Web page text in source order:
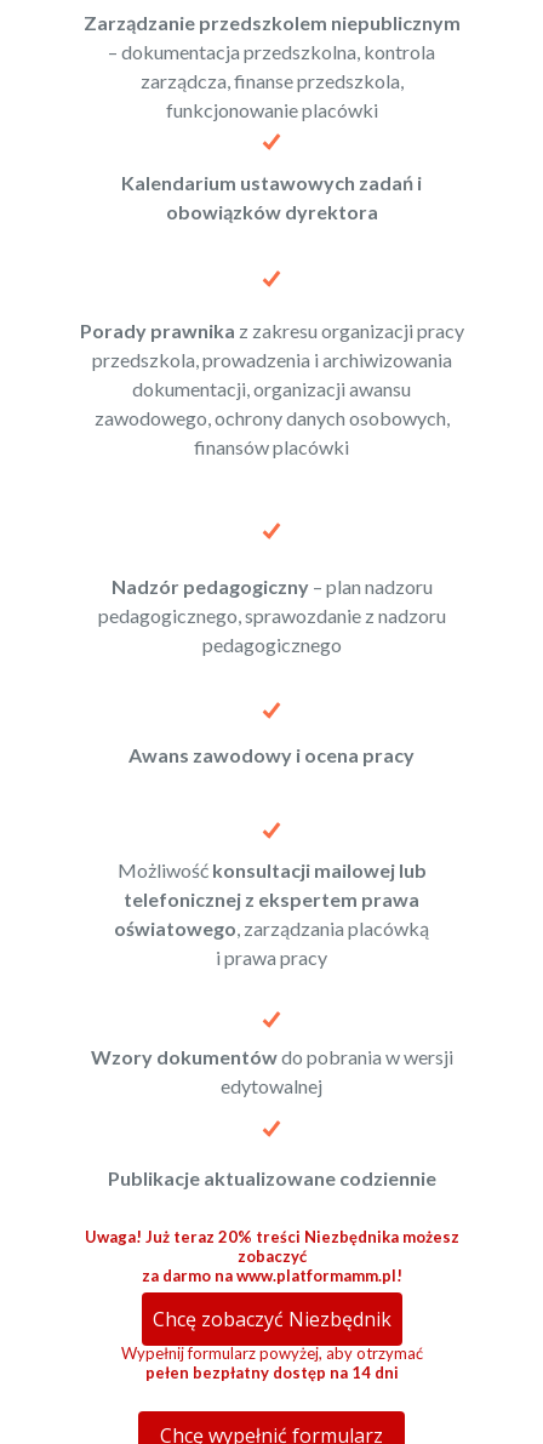
Zarządzanie przedszkolem niepublicznym
– dokumentacja przedszkolna, kontrola
zarządcza, finanse przedszkola,
funkcjonowanie placówki
Kalendarium ustawowych zadań i
obowiązków dyrektora
Porady prawnika z zakresu organizacji pracy
przedszkola, prowadzenia i archiwizowania
dokumentacji, organizacji awansu
zawodowego, ochrony danych osobowych,
finansów placówki
Nadzór pedagogiczny– plan nadzoru
pedagogicznego, sprawozdanie z nadzoru
pedagogicznego
Awans zawodowy i ocena pracy
Możliwośćkonsultacji mailowej lub
telefonicznej z ekspertem prawa
oświatowego, zarządzania placówką
i prawa pracy
Wzory dokumentówdo pobrania w wersji
edytowalnej
Publikacje aktualizowane codziennie
Uwaga! Już teraz 20% treści Niezbędnika możesz
zobaczyć
za darmo na www.platformamm.pl!
Wypełnij formularz powyżej, aby otrzymać
pełen bezpłatny dostęp na 14 dni
Chcę zobaczyć Niezbędnik
Chcę wypełnić formularz